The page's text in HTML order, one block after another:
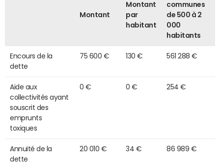
Montant
Montant
par
habitant
communes
de 500 à 2
000
habitants
Encours de la
dette
75 600 € 130 € 561 288 €
Aide aux
collectivités ayant
souscrit des
emprunts
toxiques
0 € 0 € 254 €
Annuité de la
dette
20 010 € 34 € 86 989 €